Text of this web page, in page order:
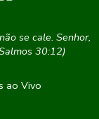
se cale. Senhor,
30:12)
ao Vivo